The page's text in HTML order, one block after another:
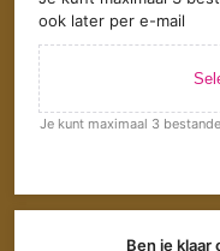
ook later per e-mail
Je kunt maximaal 3
Ben je klaar